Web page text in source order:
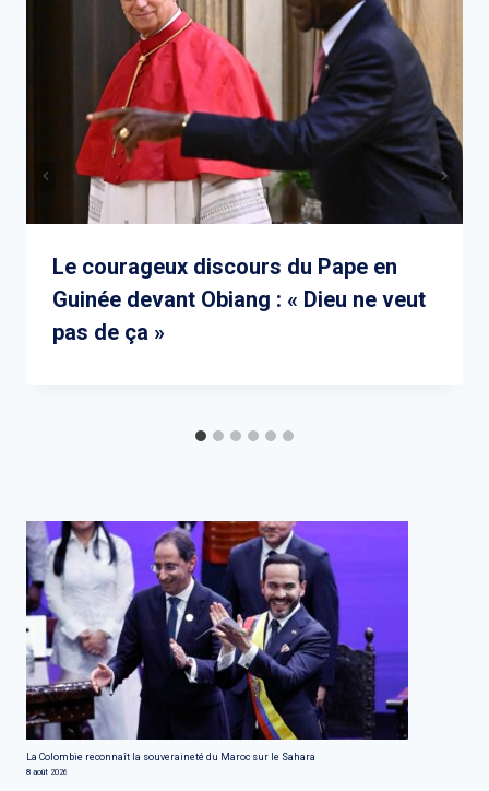
Le courageux discours du Pape en
Guinée devant Obiang : « Dieu ne veut
pas de ça »
La Colombie reconnaît la souveraineté du Maroc sur le Sahara
8 août 2026